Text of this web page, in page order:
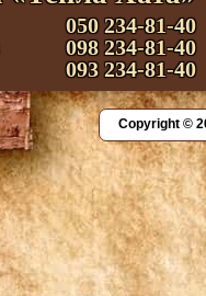
050 234-81-40
098 234-81-40
093 234-81-40
Copyright ©